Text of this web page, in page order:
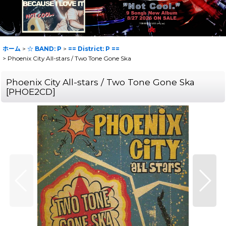
ホーム > ☆ BAND: P > == District: P ==
> Phoenix City All-stars / Two Tone Gone Ska
Phoenix City All-stars / Two Tone Gone Ska
[PHOE2CD]